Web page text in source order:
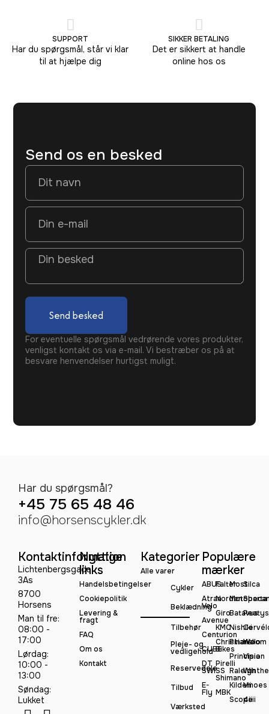
SUPPORT
Har du spørgsmål, står vi klar
til at hjælpe dig
SIKKER BETALING
Det er sikkert at handle
online hos os
Send os en besked
Send besked
For eventuelle spørgsmål vedrørende vores produkter,
venligst kontakt os via e-mail. Vi bestræber os på at
besvare henvendelser hurtigst muligt.
Har du spørgsmål?
+45 75 65 48 46
info@horsenscykler.dk
Kontaktinformation
Lichtenbergsgade
3As
8700
Horsens
Man til fre:
08:00 -
17:00
Lørdag:
10:00 -
13:00
Søndag:
Lukket
Nyttige
links
Handelsbetingelser
Cookiepolitik
Levering &
fragt
FAQ
Om os
Kontakt
Kategorier
Alle varer
Cykler
Beklædning
Tilbehør
Pleje- og
vedligehold
Reservedele
Tilbud
Værksted
Populære
mærker
ABUS
Atran
Velo
Avenue
Centurion
CUBE
DT
SWISS
E-
Fly
Falter
Norden
Giro
KMC
Christiania
Bikes
Pirelli
Shimano
MBK
Most
Batavus
Nishiki
Pinarello
Principia
Raleigh
Kildemoes
Scope
Silca
Sparta
Peatys
Woom
Vision
Vii
4iiii